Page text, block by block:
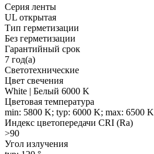
Серия ленты
UL открытая
Тип герметизации
Без герметизации
Гарантийный срок
7 год(а)
Светотехнические
Цвет свечения
White | Белый 6000 K
Цветовая температура
min: 5800 K; typ: 6000 K; max: 6500 K
Индекс цветопередачи CRI (Ra)
>90
Угол излучения